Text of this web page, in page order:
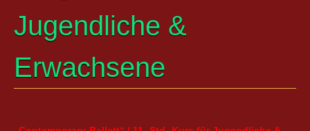
Jugendliche &
Erwachsene